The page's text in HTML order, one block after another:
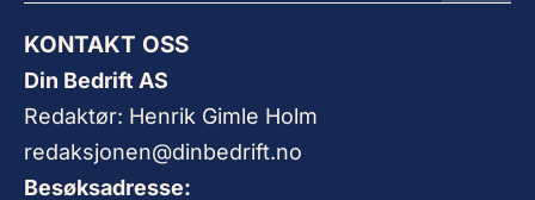
KONTAKT OSS
Din Bedrift AS
Redaktør: Henrik Gimle Holm
redaksjonen@dinbedrift.no
Besøksadresse: